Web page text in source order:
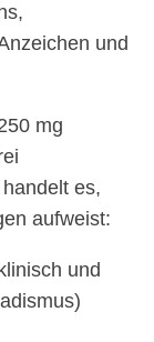
und
mg
es,
aufweist:
und